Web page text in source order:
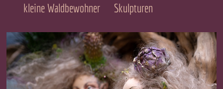
kleine Waldbewohner
Skulpturen